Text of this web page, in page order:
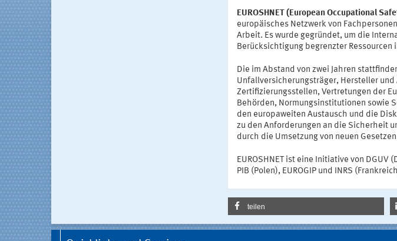
EUROSHNET (European Occupational
europäisches Netzwerk von
Arbeit. Es wurde gegründet, um die
Berücksichtigung begrenzter
Die im Abstand von zwei Jahren
Unfallversicherungsträger, Hersteller
Zertifizierungsstellen, Vertretungen der
Behörden, Normungsinstitutionen sowie
den europaweiten Austausch und die
zu den Anforderungen an die Sicherheit
durch die Umsetzung von neuen
EUROSHNET ist eine Initiative von DGUV
PIB (Polen), EUROGIP und INRS
teilen